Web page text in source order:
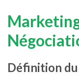
Définition